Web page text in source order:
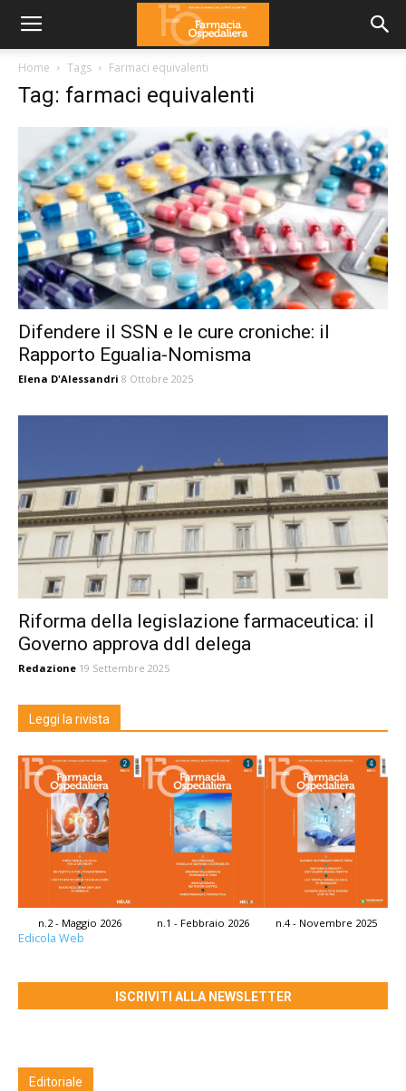
Home Tags Farmaci equivalenti
Tag: farmaci equivalenti
Difendere il SSN e le cure croniche: il
Rapporto Egualia-Nomisma
Elena D'Alessandri 8 Ottobre 2025
Riforma della legislazione farmaceutica: il
Governo approva ddl delega
Redazione 19 Settembre 2025
Leggi la rivista
n.2 - Maggio 2026 n.1 - Febbraio 2026 n.4 - Novembre 2025
Edicola Web
ISCRIVITI ALLA NEWSLETTER
Editoriale